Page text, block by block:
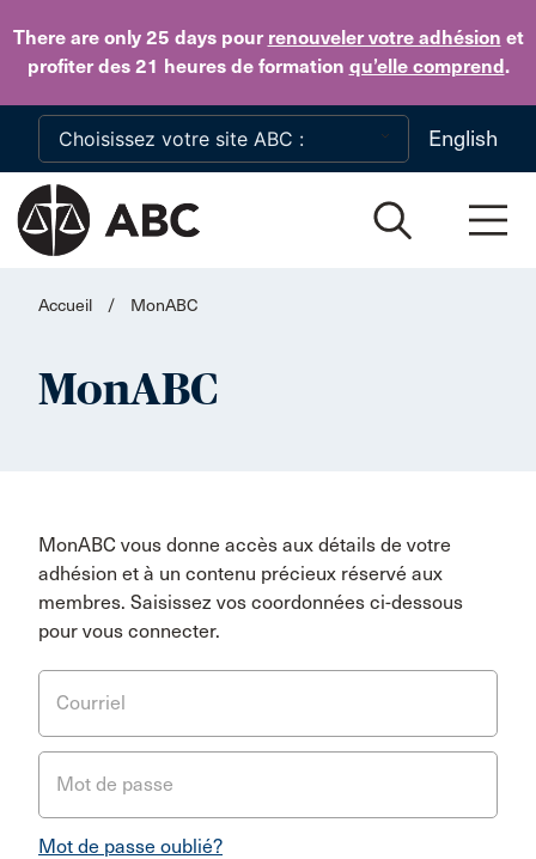
There are only 25 dayspour renouveler votre adhésion et
profiter des 21 heures de formation qu’elle comprend.
Skip to main content
English
Accueil / MonABC
MonABC
MonABC vous donne accès aux détails de votre
adhésion et à un contenu précieux réservé aux
membres. Saisissez vos coordonnées ci-dessous
pour vous connecter.
Courriel
Mot de passe
Mot de passe oublié?